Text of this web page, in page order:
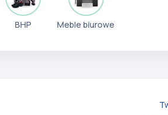
BHP Meble biurowe